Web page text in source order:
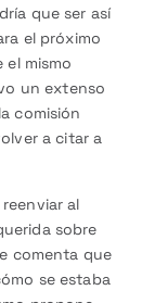
que ser así
el próximo
mismo
un extenso
comisión
a citar a
al
sobre
comenta que
se estaba